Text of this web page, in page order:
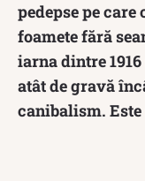
pedepse pe care
foamete fără
iarna dintre 1916
atât de gravă
canibalism.